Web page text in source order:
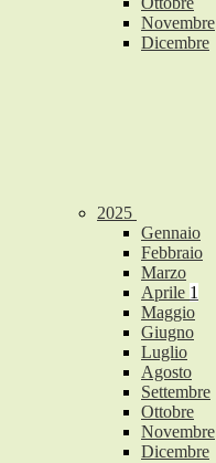
Novembre
Dicembre
2025
Gennaio
Febbraio
Marzo
Aprile 1
Maggio
Giugno
Luglio
Agosto
Settembre
Ottobre
Novembre
Dicembre